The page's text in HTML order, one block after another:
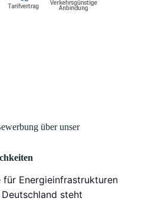
über unser
Energieinfrastrukturen
steht